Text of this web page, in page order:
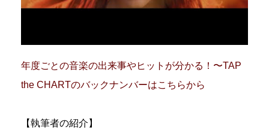
年度ごとの音楽の出来事やヒットが分かる！〜TAP
the CHARTのバックナンバーはこちらから
【執筆者の紹介】